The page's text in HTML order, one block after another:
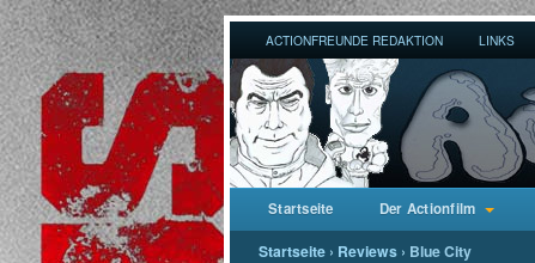
ACTIONFREUNDE REDAKTION LINKS
Startseite Der Actionfilm
Startseite › Reviews › Blue City